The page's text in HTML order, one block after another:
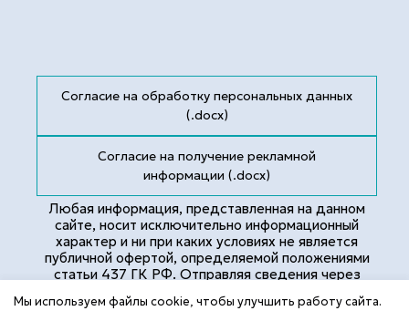
Согласие на обработку персональных данных
(.docx)
Согласие на получение рекламной
информации (.docx)
Любая информация, представленная на данном
сайте, носит исключительно информационный
характер и ни при каких условиях не является
публичной офертой, определяемой положениями
статьи 437 ГК РФ. Отправляя сведения через
даёте согласие на обработку ваших персональных
Мы используем файлы cookie, чтобы улучшить работу сайта.